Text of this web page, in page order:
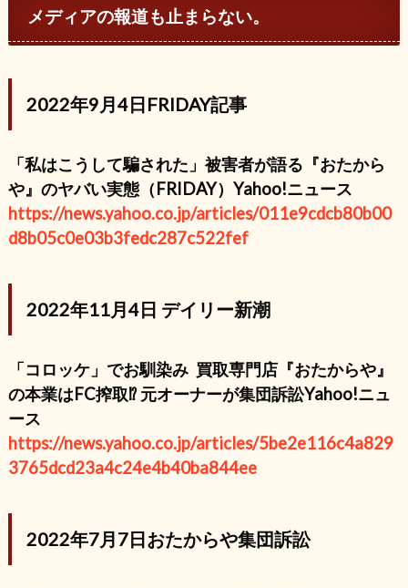
メディアの報道も止まらない。
2022年9月4日FRIDAY記事
「私はこうして騙された」被害者が語る『おたから
や』のヤバい実態（FRIDAY）Yahoo!ニュース
https://news.yahoo.co.jp/articles/011e9cdcb80b00
d8b05c0e03b3fedc287c522fef
2022年11月4日 デイリー新潮
「コロッケ」でお馴染み 買取専門店『おたからや』
の本業はFC搾取⁉︎ 元オーナーが集団訴訟Yahoo!ニュ
ース
https://news.yahoo.co.jp/articles/5be2e116c4a829
3765dcd23a4c24e4b40ba844ee
2022年7月7日おたからや集団訴訟